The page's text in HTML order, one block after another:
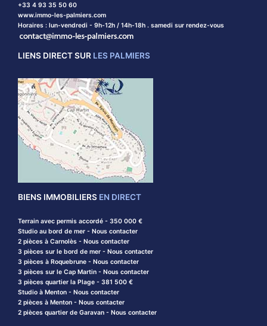
+33 4 93 35 50 60
www.immo-les-palmiers.com
Horaires : lun-vendredi - 9h-12h / 14h-18h . samedi sur rendez-vous
LIENS DIRECT SUR LES PALMIERS
BIENS IMMOBILIERS EN DIRECT
Terrain avec permis accordé - 350 000 €
Studio au bord de mer - Nous contacter
2 pièces à Carnolès - Nous contacter
3 pièces sur le bord de mer - Nous contacter
3 pièces à Roquebrune - Nous contacter
3 pièces sur le Cap Martin - Nous contacter
3 pièces quartier la Plage - 381 500 €
Studio à Menton - Nous contacter
2 pièces à Menton - Nous contacter
2 pièces quartier de Garavan - Nous contacter